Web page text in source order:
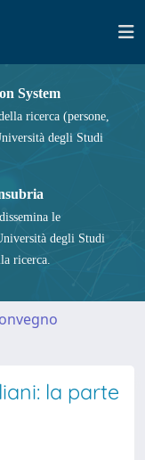
System
ricerca (persone,
degli Studi
le
degli Studi
ricerca.
la parte